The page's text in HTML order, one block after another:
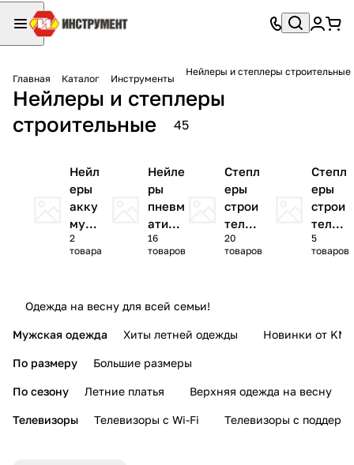
Главная Каталог Инструменты
Нейлеры и степлеры строительные
Нейлеры и степлеры
строительные
45
Нейл
еры
акку
муля
торн
ые
2
товара
Нейле
ры
пневм
атиче
ские
16
товаров
Степл
еры
строи
тельн
ые
механ
20
товаров
Степл
еры
строи
тельн
ые
сетев
5
товаров
Одежда на весну для всей семьи!
Мужская одежда Хиты летней одежды Новинки от KMI
По размеру Большие размеры
По сезону Летние платья Верхняя одежда на весну
Телевизоры Телевизоры с Wi-Fi Телевизоры с